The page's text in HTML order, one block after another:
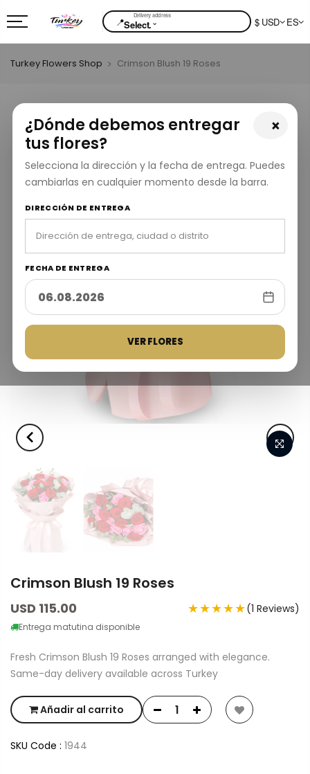
📍Select.⌄ $ USD ES
×
¿Dónde debemos entregar
tus flores?
Selecciona la dirección y la fecha de entrega. Puedes
cambiarlas en cualquier momento desde la barra.
DIRECCIÓN DE ENTREGA
FECHA DE ENTREGA
VER FLORES
Turkey Flowers Shop Crimson Blush 19 Roses
Crimson Blush 19 Roses
USD 115.00
Entrega matutina disponible
★★★★★(1 Reviews)
Fresh Crimson Blush 19 Roses arranged with elegance.
Same-day delivery available across Turkey
Añadir al carrito
SKU Code : 1944